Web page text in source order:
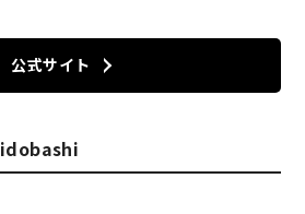
公式サイト